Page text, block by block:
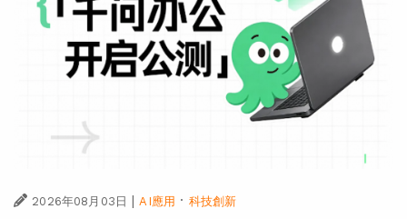
2026年08月03日 | AI應用 · 科技創新